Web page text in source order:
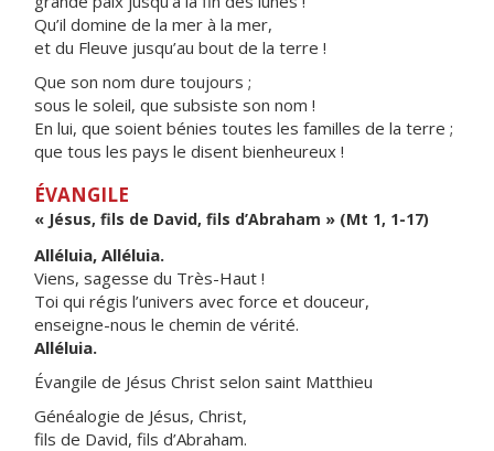
Qu’il domine de la mer à la mer,
et du Fleuve jusqu’au bout de la terre !
Que son nom dure toujours ;
sous le soleil, que subsiste son nom !
En lui, que soient bénies toutes les familles de la terre ;
que tous les pays le disent bienheureux !
ÉVANGILE
« Jésus, fils de David, fils d’Abraham » (Mt 1, 1-17)
Alléluia, Alléluia.
Viens, sagesse du Très-Haut !
Toi qui régis l’univers avec force et douceur,
enseigne-nous le chemin de vérité.
Alléluia.
Évangile de Jésus Christ selon saint Matthieu
Généalogie de Jésus, Christ,
fils de David, fils d’Abraham.